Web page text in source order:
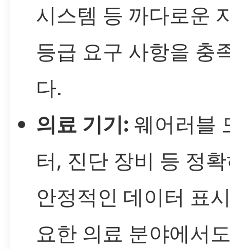
시스템 등 까다로운
등급 요구 사항을 충
다.
의료 기기: 웨어러블
터, 진단 장비 등 정
안정적인 데이터 표
요한 의료 분야에서